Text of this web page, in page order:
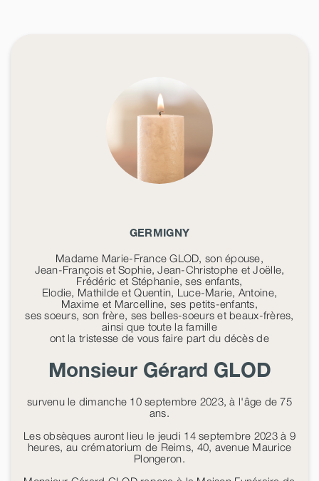
GERMIGNY
Madame Marie-France GLOD, son épouse,
Jean-François et Sophie, Jean-Christophe et Joëlle,
Frédéric et Stéphanie, ses enfants,
Elodie, Mathilde et Quentin, Luce-Marie, Antoine,
Maxime et Marcelline, ses petits-enfants,
ses soeurs, son frère, ses belles-soeurs et beaux-frères,
ainsi que toute la famille
ont la tristesse de vous faire part du décès de
Monsieur Gérard GLOD
survenu le dimanche 10 septembre 2023, à l'âge de 75
ans.
Les obsèques auront lieu le jeudi 14 septembre 2023 à 9
heures, au crématorium de Reims, 40, avenue Maurice
Plongeron.